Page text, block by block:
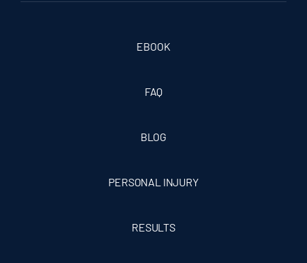
EBOOK
FAQ
BLOG
PERSONAL INJURY
RESULTS